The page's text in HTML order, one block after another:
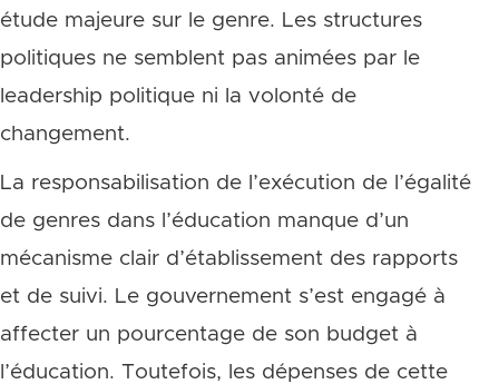
étude majeure sur le genre. Les structures
politiques ne semblent pas animées par le
leadership politique ni la volonté de
changement.
La responsabilisation de l’exécution de l’égalité
de genres dans l’éducation manque d’un
mécanisme clair d’établissement des rapports
et de suivi. Le gouvernement s’est engagé à
affecter un pourcentage de son budget à
l’éducation. Toutefois, les dépenses de cette